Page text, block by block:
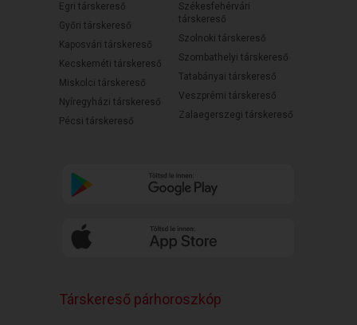
Egri társkereső
Győri társkereső
Kaposvári társkereső
Kecskeméti társkereső
Miskolci társkereső
Nyíregyházi társkereső
Pécsi társkereső
Székesfehérvári
társkereső
Szolnoki társkereső
Szombathelyi társkereső
Tatabányai társkereső
Veszprémi társkereső
Zalaegerszegi társkereső
Társkereső párhoroszkóp